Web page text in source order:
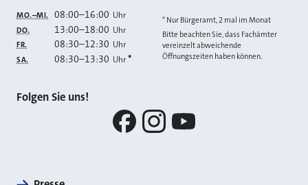
MO.–MI. 08:00–16:00 Uhr
DO. 13:00–18:00 Uhr
FR. 08:30–12:30 Uhr
SA. 08:30–13:30 Uhr *
* Nur Bürgeramt, 2 mal im Monat
Bitte beachten Sie, dass Fachämter
vereinzelt abweichende
Öffnungszeiten haben können.
Folgen Sie uns!